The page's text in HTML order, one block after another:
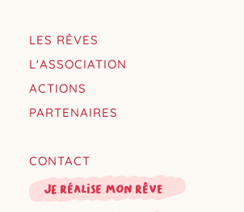
LES RÊVES
L'ASSOCIATION
ACTIONS
PARTENAIRES
CONTACT
Je réalise mon rêve